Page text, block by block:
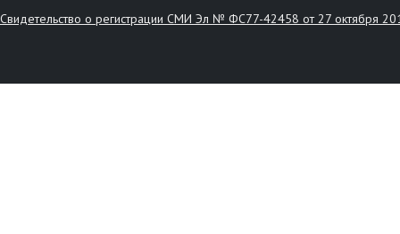
Свидетельство о регистрации СМИ Эл № ФС77-42458 от 27 октября